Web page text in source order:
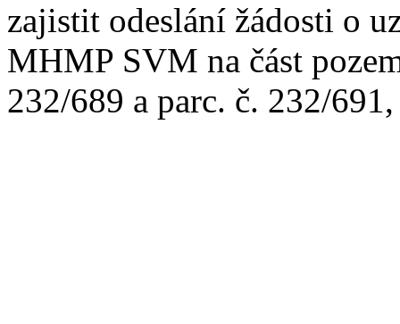
zajistit odeslání žádosti o
MHMP SVM na část
232/689 a parc. č. 232/